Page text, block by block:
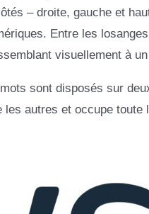
– droite, gauche et
Entre les
visuellement à un
sont disposés sur
autres et occupe toute